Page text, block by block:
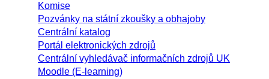
Komise
Pozvánky na státní zkoušky a obhajoby
Centrální katalog
Portál elektronických zdrojů
Centrální vyhledávač informačních zdrojů UK
Moodle (E-learning)